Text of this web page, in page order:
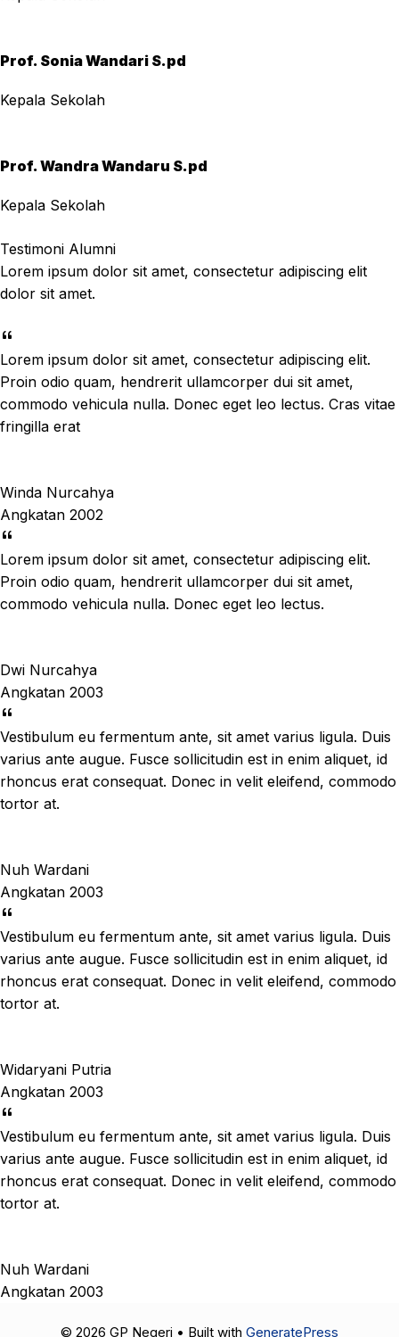
Prof. Sonia Wandari S.pd
Kepala Sekolah
Prof. Wandra Wandaru S.pd
Kepala Sekolah
Testimoni Alumni
Lorem ipsum dolor sit amet, consectetur adipiscing elit
dolor sit amet.
Lorem ipsum dolor sit amet, consectetur adipiscing elit.
Proin odio quam, hendrerit ullamcorper dui sit amet,
commodo vehicula nulla. Donec eget leo lectus. Cras vitae
fringilla erat
Winda Nurcahya
Angkatan 2002
Lorem ipsum dolor sit amet, consectetur adipiscing elit.
Proin odio quam, hendrerit ullamcorper dui sit amet,
commodo vehicula nulla. Donec eget leo lectus.
Dwi Nurcahya
Angkatan 2003
Vestibulum eu fermentum ante, sit amet varius ligula. Duis
varius ante augue. Fusce sollicitudin est in enim aliquet, id
rhoncus erat consequat. Donec in velit eleifend, commodo
tortor at.
Nuh Wardani
Angkatan 2003
Vestibulum eu fermentum ante, sit amet varius ligula. Duis
varius ante augue. Fusce sollicitudin est in enim aliquet, id
rhoncus erat consequat. Donec in velit eleifend, commodo
tortor at.
Widaryani Putria
Angkatan 2003
Vestibulum eu fermentum ante, sit amet varius ligula. Duis
varius ante augue. Fusce sollicitudin est in enim aliquet, id
rhoncus erat consequat. Donec in velit eleifend, commodo
tortor at.
Nuh Wardani
Angkatan 2003
© 2026 GP Negeri • Built with GeneratePress